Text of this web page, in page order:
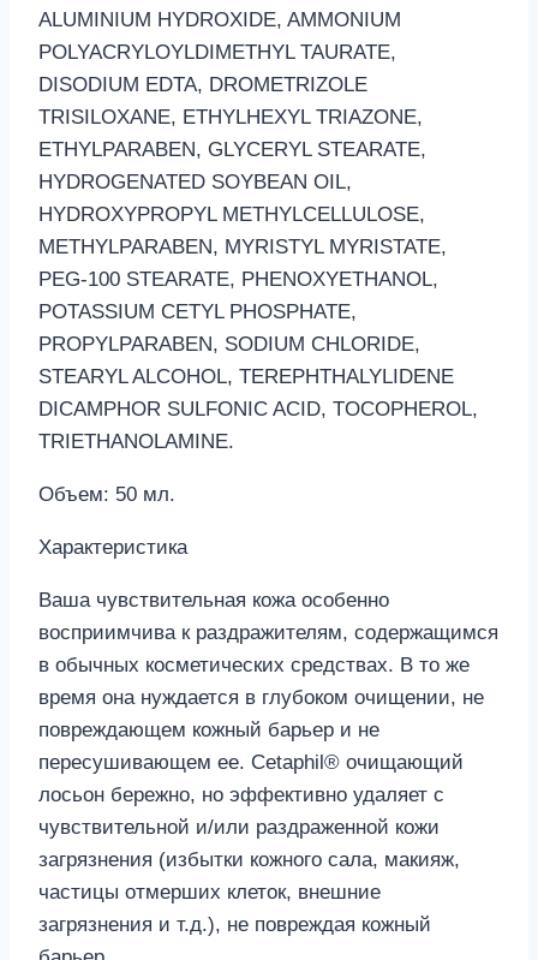
ALUMINIUM HYDROXIDE, AMMONIUM
POLYACRYLOYLDIMETHYL TAURATE,
DISODIUM EDTA, DROMETRIZOLE
TRISILOXANE, ETHYLHEXYL TRIAZONE,
ETHYLPARABEN, GLYCERYL STEARATE,
HYDROGENATED SOYBEAN OIL,
HYDROXYPROPYL METHYLCELLULOSE,
METHYLPARABEN, MYRISTYL MYRISTATE,
PEG-100 STEARATE, PHENOXYETHANOL,
POTASSIUM CETYL PHOSPHATE,
PROPYLPARABEN, SODIUM CHLORIDE,
STEARYL ALCOHOL, TEREPHTHALYLIDENE
DICAMPHOR SULFONIC ACID, TOCOPHEROL,
TRIETHANOLAMINE.
Объем: 50 мл.
Характеристика
Ваша чувствительная кожа особенно
восприимчива к раздражителям, содержащимся
в обычных косметических средствах. В то же
время она нуждается в глубоком очищении, не
повреждающем кожный барьер и не
пересушивающем ее. Cetaphil® очищающий
лосьон бережно, но эффективно удаляет с
чувствительной и/или раздраженной кожи
загрязнения (избытки кожного сала, макияж,
частицы отмерших клеток, внешние
загрязнения и т.д.), не повреждая кожный